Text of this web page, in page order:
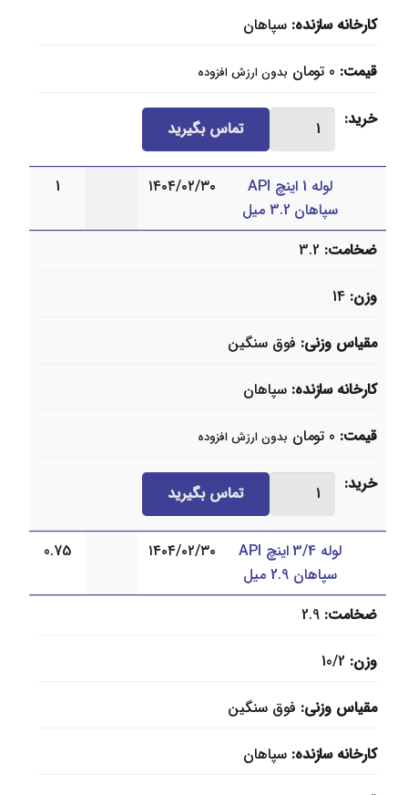
کارخانه سازنده سپاهان
قیمت 0 تومان بدون ارزش افزوده
خرید
لوله
اینچ
API
سپاهان
3.8
میل
تماس بگیرید
لوله 1 اینچ API
سپاهان 3.2 میل
۱۴۰۴/۰۲/۳۰ 1
ضخامت 3.2
وزن 14
مقیاس وزنی فوق سنگین
کارخانه سازنده سپاهان
قیمت 0 تومان بدون ارزش افزوده
خرید
لوله
اینچ
API
سپاهان
3.2
میل
تماس بگیرید
لوله 3/4 اینچ API
سپاهان 2.9 میل
۱۴۰۴/۰۲/۳۰ 0.75
ضخامت 2.9
وزن 10/2
مقیاس وزنی فوق سنگین
کارخانه سازنده سپاهان